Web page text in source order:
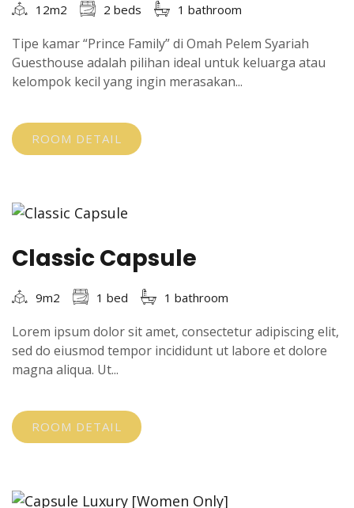
12m2 2 beds 1 bathroom
Tipe kamar “Prince Family” di Omah Pelem Syariah
Guesthouse adalah pilihan ideal untuk keluarga atau
kelompok kecil yang ingin merasakan...
ROOM DETAIL
Classic Capsule
9m2 1 bed 1 bathroom
Lorem ipsum dolor sit amet, consectetur adipiscing elit,
sed do eiusmod tempor incididunt ut labore et dolore
magna aliqua. Ut...
ROOM DETAIL